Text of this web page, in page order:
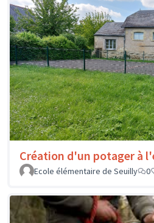
Création d'un potager à
Ecole élémentaire de Seuilly
0